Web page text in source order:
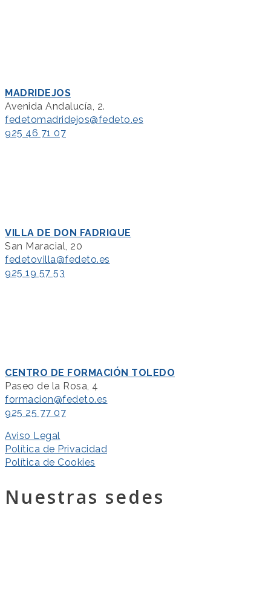
MADRIDEJOS
Avenida Andalucía, 2.
fedetomadridejos@fedeto.es
925 46 71 07
VILLA DE DON FADRIQUE
San Maracial, 20
fedetovilla@fedeto.es
925 19 57 53
CENTRO DE FORMACIÓN TOLEDO
Paseo de la Rosa, 4
formacion@fedeto.es
925 25 77 07
Aviso Legal
Política de Privacidad
Política de Cookies
Nuestras sedes